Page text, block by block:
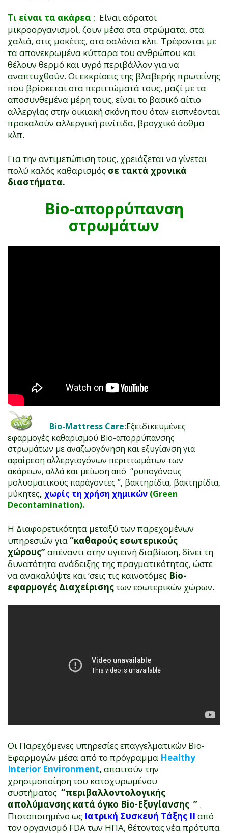
Τι είναι τα ακάρεα ; Είναι αόρατοι
μικροοργανισμοί, ζουν μέσα στα στρώματα, στα
χαλιά, στις μοκέτες, στα σαλόνια κλπ. Τρέφονται με
τα απονεκρωμένα κύτταρα του ανθρώπου και
θέλουν θερμό και υγρό περιβάλλον για να
αναπτυχθούν. Οι εκκρίσεις της βλαβερής πρωτεΐνης
που βρίσκεται στα περιττώματά τους, μαζί με τα
αποσυνθεμένα μέρη τους, είναι το βασικό αίτιο
αλλεργίας στην οικιακή σκόνη που όταν εισπνέονται
προκαλούν αλλεργική ρινίτιδα, βρογχικό άσθμα
κλπ.
Για την αντιμετώπιση τους, χρειάζεται να γίνεται
πολύ καλός καθαρισμός σε τακτά χρονικά
διαστήματα.
Bio-απορρύπανση
στρωμάτων
Bio-Mattress Care:Εξειδικευμένες
εφαρμογές καθαρισμού Bio-απορρύπανσης
στρωμάτων με αναζωογόνηση και εξυγίανση για
αφαίρεση αλλεργιογόνων περιττωμάτων των
ακάρεων, αλλά και μείωση από ‘‘ρυπογόνους
μολυσματικούς παράγοντες ”, βακτηρίδια, βακτηρίδια,
μύκητες, χωρίς τη χρήση χημικών (Green
Decontamination).
Η Διαφορετικότητα μεταξύ των παρεχομένων
υπηρεσιών για “καθαρούς εσωτερικούς
χώρους”απέναντι στην υγιεινή διαβίωση, δίνει τη
δυνατότητα ανάδειξης της πραγματικότητας, ώστε
να ανακαλύψτε και ‘σεις τις καινοτόμες Bio-
εφαρμογές Διαχείρισηςτων εσωτερικών χώρων.
Οι Παρεχόμενες υπηρεσίες επαγγελματικών Bio-
Εφαρμογών μέσα από το πρόγραμμα Healthy
Interior Environment, απαιτούν την
χρησιμοποίηση του κατοχυρωμένου
συστήματος ‘‘περιβαλλοντολογικής
απολύμανσης κατά όγκο Bio-Εξυγίανσης ’’ .
Πιστοποιημένο ως Ιατρική Συσκευή Τάξης ΙΙ από
τον οργανισμό FDA των ΗΠΑ, θέτοντας νέα πρότυπα